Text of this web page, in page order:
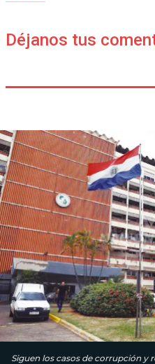
Déjanos tus
Siguen los casos de corrupción y